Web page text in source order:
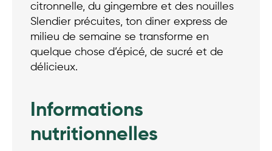
citronnelle, du gingembre et des nouilles
Slendier précuites, ton diner express de
milieu de semaine se transforme en
quelque chose d’épicé, de sucré et de
délicieux.
Informations
nutritionnelles